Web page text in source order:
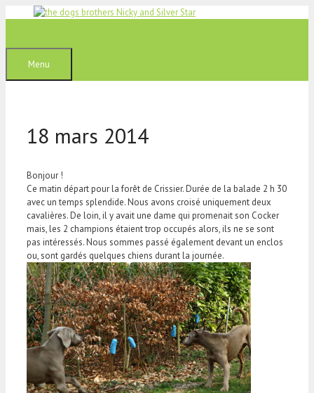
Menu
18 mars 2014
Bonjour !
Ce matin départ pour la forêt de Crissier. Durée de la balade 2 h 30
avec un temps splendide. Nous avons croisé uniquement deux
cavalières. De loin, il y avait une dame qui promenait son Cocker
mais, les 2 champions étaient trop occupés alors, ils ne se sont
pas intéressés. Nous sommes passé également devant un enclos
ou, sont gardés quelques chiens durant la journée.